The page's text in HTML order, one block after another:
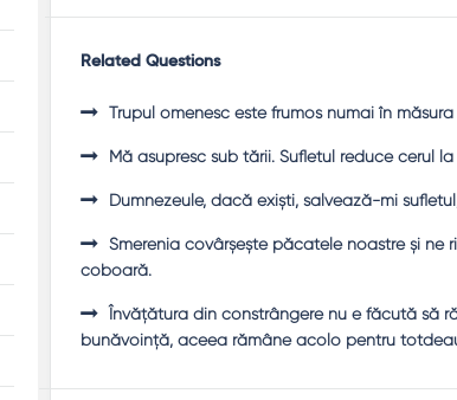
Related Questions
Trupul omenesc este frumos numai în
Mă asupresc sub tării. Sufletul reduce cerul
Dumnezeule, dacă exişti, salvează-mi
Smerenia covârşeşte păcatele noastre şi ne
coboară.
Învăţătura din constrângere nu e făcută să
bunăvoinţă, aceea rămâne acolo pentru